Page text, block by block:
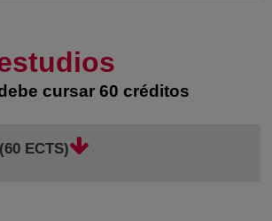
cursar 60 créditos
ECTS)